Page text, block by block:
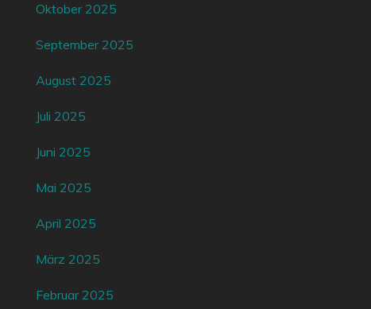
Oktober 2025
September 2025
August 2025
Juli 2025
Juni 2025
Mai 2025
April 2025
März 2025
Februar 2025